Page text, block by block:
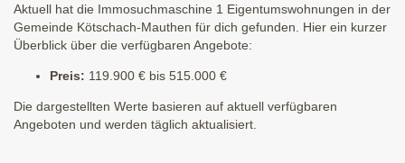
Aktuell hat die Immosuchmaschine 1 Eigentumswohnungen in der
Gemeinde Kötschach-Mauthen für dich gefunden. Hier ein kurzer
Überblick über die verfügbaren Angebote:
Preis: 119.900 € bis 515.000 €
Die dargestellten Werte basieren auf aktuell verfügbaren
Angeboten und werden täglich aktualisiert.